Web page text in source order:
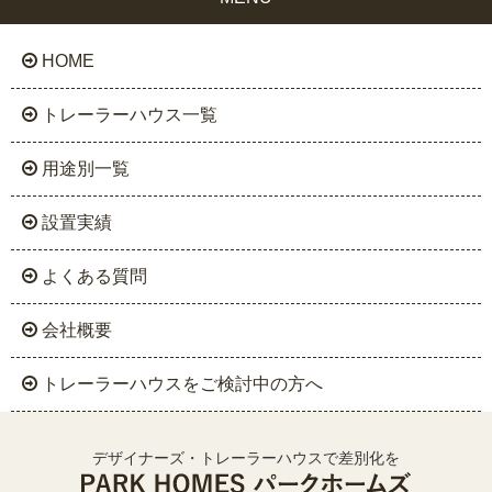
HOME
トレーラーハウス一覧
用途別一覧
設置実績
よくある質問
会社概要
トレーラーハウスをご検討中の方へ
デザイナーズ・トレーラーハウスで差別化を